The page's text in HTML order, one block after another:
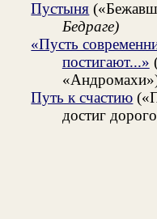
Пустыня
Бедраге)
«Пусть
постигают...»
Путь к счастию
достиг